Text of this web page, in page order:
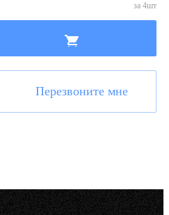
за 4шт
Перезвоните мне